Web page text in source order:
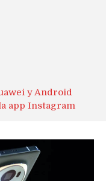
y Android
app Instagram